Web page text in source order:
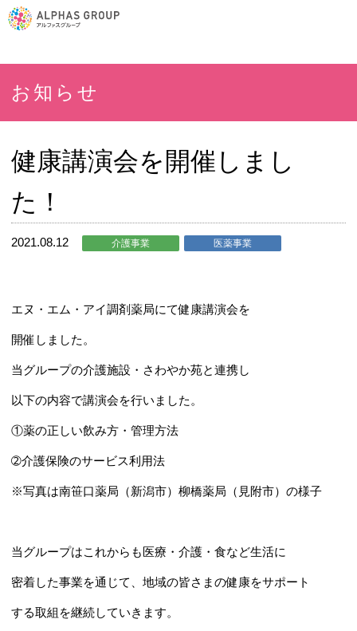
お知らせ
健康講演会を開催しまし
た！
2021.08.12 介護事業 医薬事業
エヌ・エム・アイ調剤薬局にて健康講演会を
開催しました。
当グループの介護施設・さわやか苑と連携し
以下の内容で講演会を行いました。
①薬の正しい飲み方・管理方法
➁介護保険のサービス利用法
※写真は南笹口薬局（新潟市）柳橋薬局（見附市）の様子
当グループはこれからも医療・介護・食など生活に
密着した事業を通じて、地域の皆さまの健康をサポート
する取組を継続していきます。